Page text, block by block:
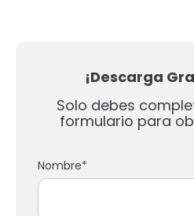
¡Descarga
Solo debes
formulario para
Nombre*